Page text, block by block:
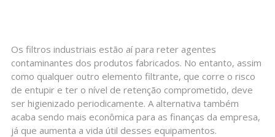
Os filtros industriais estão aí para reter agentes
contaminantes dos produtos fabricados. No entanto, assim
como qualquer outro elemento filtrante, que corre o risco
de entupir e ter o nível de retenção comprometido, deve
ser higienizado periodicamente. A alternativa também
acaba sendo mais econômica para as finanças da empresa,
já que aumenta a vida útil desses equipamentos.